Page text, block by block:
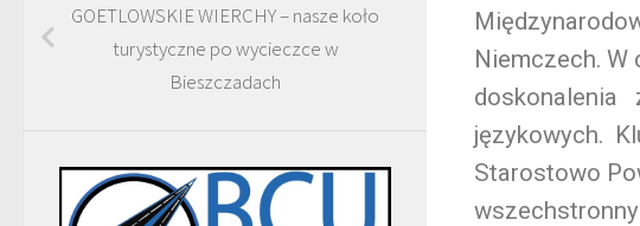
Niemczech.
doskonalenia
językowych.
Starostowo
GOETLOWSKIE WIERCHY – nasze koło
turystyczne po wycieczce w
Bieszczadach